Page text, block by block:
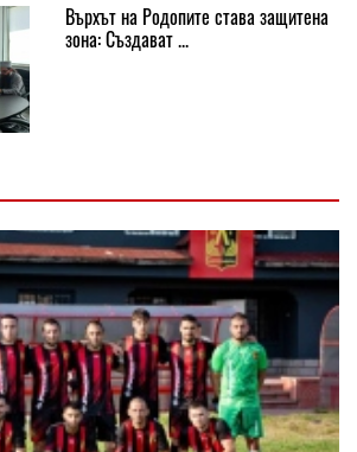
Върхът на Родопите става защитена
зона: Създават ...